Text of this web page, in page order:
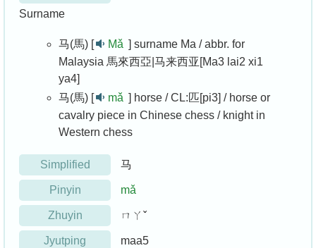
Surname
马(馬) [ Mǎ ] surname Ma / abbr. for
Malaysia 馬來西亞|马来西亚[Ma3 lai2 xi1
ya4]
马(馬) [
mǎ ] horse / CL:匹[pi3] / horse or
cavalry piece in Chinese chess / knight in
Western chess
Simplified 马
Pinyin mǎ
Zhuyin ㄇㄚˇ
Jyutping maa5